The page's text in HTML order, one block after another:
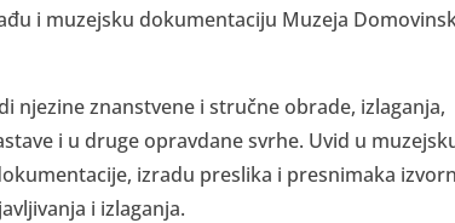
i muzejsku dokumentaciju Muzeja
njezine znanstvene i stručne obrade, izlaganja,
i u druge opravdane svrhe. Uvid u
izradu preslika i presnimaka
i izlaganja.